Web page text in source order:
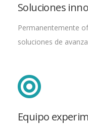
Soluciones
Permanentemente
soluciones de
Equipo